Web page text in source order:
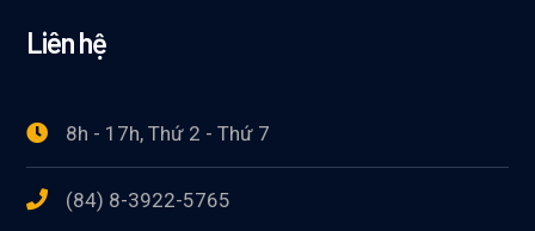
Liên hệ
8h - 17h, Thứ 2 - Thứ 7
(84) 8-3922-5765